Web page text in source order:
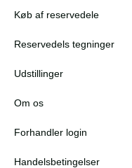
Køb af reservedele
Reservedels tegninger
Udstillinger
Om os
Forhandler login
Handelsbetingelser